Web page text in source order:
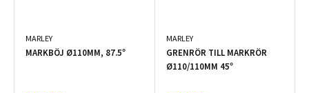
MARLEY
MARKBÖJ Ø110MM, 87.5°
MARLEY
GRENRÖR TILL MARKRÖR
Ø110/110MM 45°